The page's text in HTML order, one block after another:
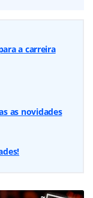
a carreira
as novidades